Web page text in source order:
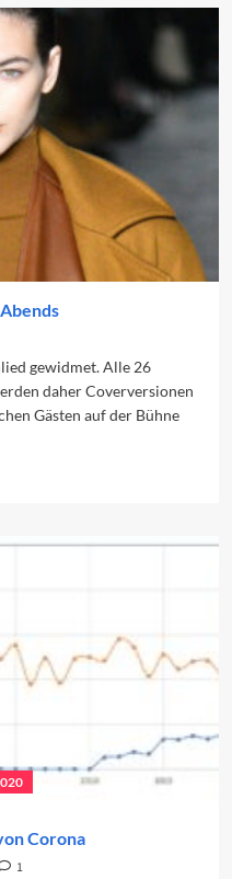
gewidmet. Alle 26
daher Coverversionen
Gästen auf der Bühne
Corona
1